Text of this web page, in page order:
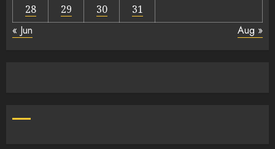
28
29 30 31
« Jun Aug »